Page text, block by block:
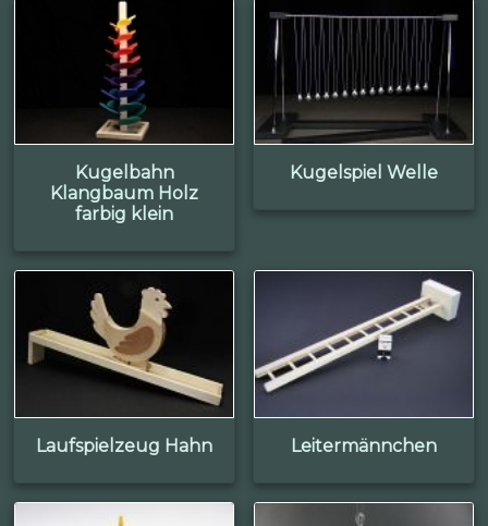
Kugelbahn
Klangbaum Holz
farbig klein
Kugelspiel Welle
Laufspielzeug Hahn Leitermännchen